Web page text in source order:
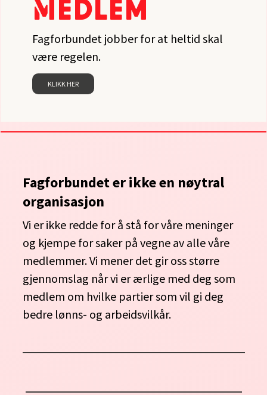
Medlem
Fagforbundet jobber for at heltid skal
være regelen.
KLIKK HER
Fagforbundet er ikke en nøytral
organisasjon
Vi er ikke redde for å stå for våre meninger
og kjempe for saker på vegne av alle våre
medlemmer. Vi mener det gir oss større
gjennomslag når vi er ærlige med deg som
medlem om hvilke partier som vil gi deg
bedre lønns- og arbeidsvilkår.